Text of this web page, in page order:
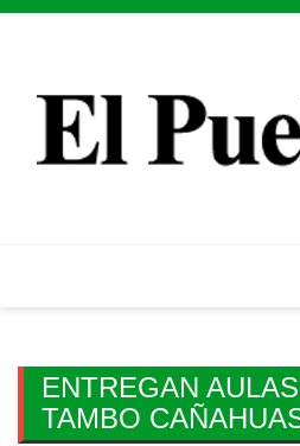
Skip
ENTREGAN
TAMBO